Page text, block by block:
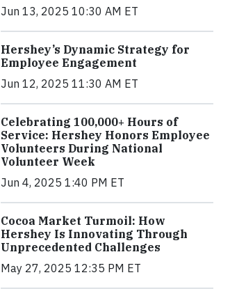
Jun 13, 2025 10:30 AM ET
Hershey’s Dynamic Strategy for
Employee Engagement
Jun 12, 2025 11:30 AM ET
Celebrating 100,000+ Hours of
Service: Hershey Honors Employee
Volunteers During National
Volunteer Week
Jun 4, 2025 1:40 PM ET
Cocoa Market Turmoil: How
Hershey Is Innovating Through
Unprecedented Challenges
May 27, 2025 12:35 PM ET